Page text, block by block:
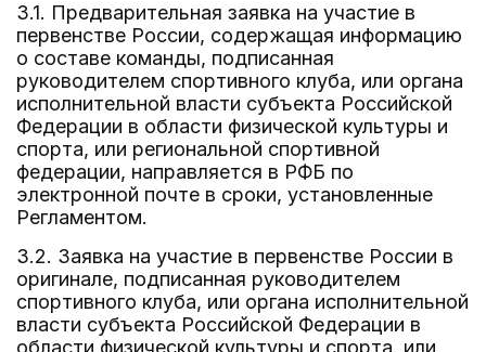
3.1. Предварительная заявка на участие в
первенстве России, содержащая информацию
о составе команды, подписанная
руководителем спортивного клуба, или органа
исполнительной власти субъекта Российской
Федерации в области физической культуры и
спорта, или региональной спортивной
федерации, направляется в РФБ по
электронной почте в сроки, установленные
Регламентом.
3.2. Заявка на участие в первенстве России в
оригинале, подписанная руководителем
спортивного клуба, или органа исполнительной
власти субъекта Российской Федерации в
области физической культуры и спорта, или